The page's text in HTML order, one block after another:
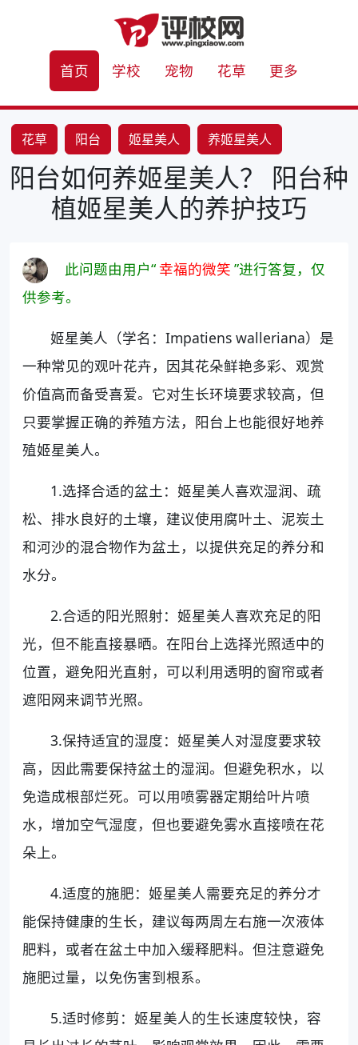
首页 学校 宠物 花草 更多
花草 阳台 姬星美人 养姬星美人
阳台如何养姬星美人？ 阳台种
植姬星美人的养护技巧
此问题由用户“幸福的微笑 ”进行答复，仅
供参考。
姬星美人（学名：Impatiens walleriana）是
一种常见的观叶花卉，因其花朵鲜艳多彩、观赏
价值高而备受喜爱。它对生长环境要求较高，但
只要掌握正确的养殖方法，阳台上也能很好地养
殖姬星美人。
1.选择合适的盆土：姬星美人喜欢湿润、疏
松、排水良好的土壤，建议使用腐叶土、泥炭土
和河沙的混合物作为盆土，以提供充足的养分和
水分。
2.合适的阳光照射：姬星美人喜欢充足的阳
光，但不能直接暴晒。在阳台上选择光照适中的
位置，避免阳光直射，可以利用透明的窗帘或者
遮阳网来调节光照。
3.保持适宜的湿度：姬星美人对湿度要求较
高，因此需要保持盆土的湿润。但避免积水，以
免造成根部烂死。可以用喷雾器定期给叶片喷
水，增加空气湿度，但也要避免雾水直接喷在花
朵上。
4.适度的施肥：姬星美人需要充足的养分才
能保持健康的生长，建议每两周左右施一次液体
肥料，或者在盆土中加入缓释肥料。但注意避免
施肥过量，以免伤害到根系。
5.适时修剪：姬星美人的生长速度较快，容